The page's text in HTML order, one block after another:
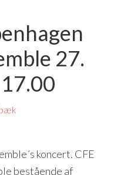
27.
koncert. CFE
bestående af